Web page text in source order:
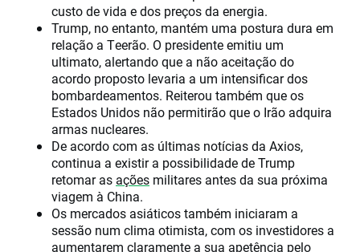
custo de vida e dos preços da energia.
Trump, no entanto, mantém uma postura dura em
relação a Teerão. O presidente emitiu um
ultimato, alertando que a não aceitação do
acordo proposto levaria a um intensificar dos
bombardeamentos. Reiterou também que os
Estados Unidos não permitirão que o Irão adquira
armas nucleares.
De acordo com as últimas notícias da Axios,
continua a existir a possibilidade de Trump
retomar as ações militares antes da sua próxima
viagem à China.
Os mercados asiáticos também iniciaram a
sessão num clima otimista, com os investidores a
aumentarem claramente a sua apetência pelo